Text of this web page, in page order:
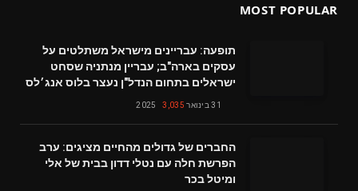
MOST POPULAR
תופעה: עבריינים מישראל משתלטים על
עסקים בארה"ב; עבריין מנתניה שסחט
ישראלים בתחום הנדל"ן נעצר בלוס אנג׳לס
31 בינואר 2025 3,035
החברים של גדולים מהחיים מציגים: ערב
הפרשת חלה עם נטלי דדון בבית של אלי
ומיטל בכר